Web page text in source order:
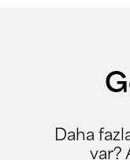
Daha
var?